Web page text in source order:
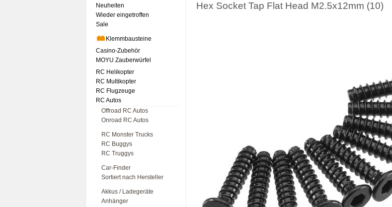
Neuheiten
Wieder eingetroffen
Sale
Klemmbausteine
Casino-Zubehör
MOYU Zauberwürfel
RC Helikopter
RC Multikopter
RC Flugzeuge
RC Autos
Offroad RC Autos
Onroad RC Autos
RC Monster Trucks
RC Buggys
RC Truggys
Car-Finder
Sortiert nach Hersteller
Akkus / Ladegeräte
Anhänger
Hex Socket Tap Flat Head M2.5x12mm (10)